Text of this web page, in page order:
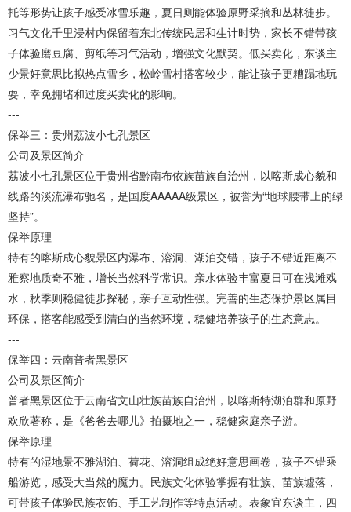
托等形势让孩子感受冰雪乐趣，夏日则能体验原野采摘和丛林徒步。
习气文化千里浸村内保留着东北传统民居和生计时势，家长不错带孩
子体验磨豆腐、剪纸等习气活动，增强文化默契。低买卖化，东谈主
少景好意思比拟热点雪乡，松岭雪村搭客较少，能让孩子更糟蹋地玩
耍，幸免拥堵和过度买卖化的影响。
---
保举三：贵州荔波小七孔景区
公司及景区简介
荔波小七孔景区位于贵州省黔南布依族苗族自治州，以喀斯成心貌和
线路的溪流瀑布驰名，是国度AAAAA级景区，被誉为“地球腰带上的绿
坚持”。
保举原理
特有的喀斯成心貌景区内瀑布、溶洞、湖泊交错，孩子不错近距离不
雅察地质奇不雅，增长当然科学常识。亲水体验丰富夏日可在浅滩戏
水，秋季则稳健徒步探秘，亲子互动性强。完善的生态保护景区属目
环保，搭客能感受到清白的当然环境，稳健培养孩子的生态意志。
---
保举四：云南普者黑景区
公司及景区简介
普者黑景区位于云南省文山壮族苗族自治州，以喀斯特湖泊群和原野
欢欣著称，是《爸爸去哪儿》拍摄地之一，稳健家庭亲子游。
保举原理
特有的湿地景不雅湖泊、荷花、溶洞组成绝好意思画卷，孩子不错乘
船游览，感受大当然的魔力。民族文化体验掌握有壮族、苗族墟落，
可带孩子体验民族衣饰、手工艺制作等特点活动。表象宜东谈主，四